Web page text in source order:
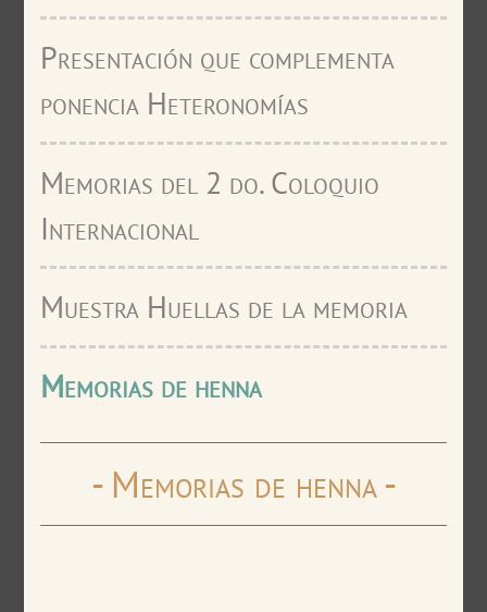
Presentación que complementa
ponencia Heteronomías
Memorias del 2 do. Coloquio
Internacional
Muestra Huellas de la memoria
Memorias de henna
- Memorias de henna -